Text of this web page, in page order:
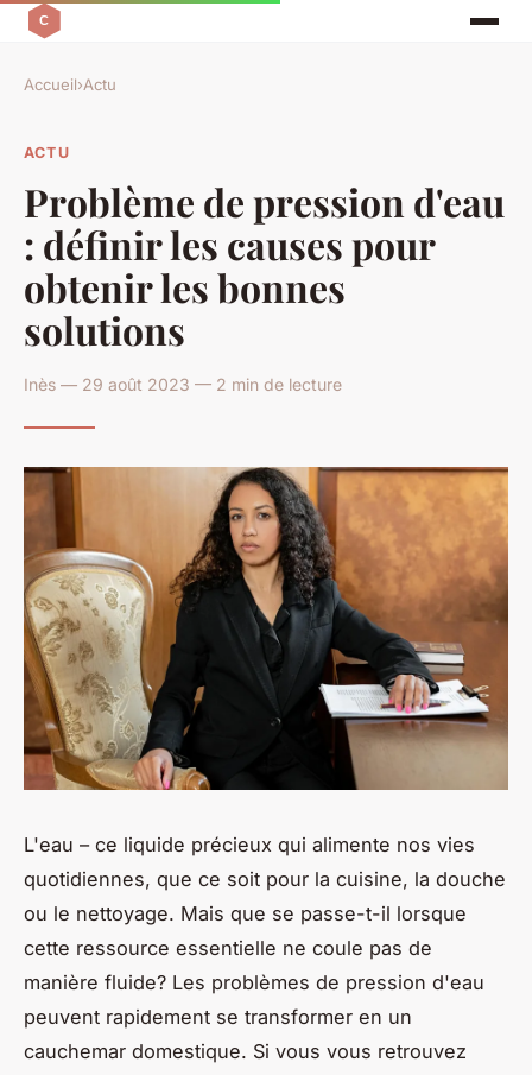
Accueil›Actu
ACTU
Problème de pression d'eau
: définir les causes pour
obtenir les bonnes
solutions
Inès — 29 août 2023 — 2 min de lecture
L'eau – ce liquide précieux qui alimente nos vies
quotidiennes, que ce soit pour la cuisine, la douche
ou le nettoyage. Mais que se passe-t-il lorsque
cette ressource essentielle ne coule pas de
manière fluide? Les problèmes de pression d'eau
peuvent rapidement se transformer en un
cauchemar domestique. Si vous vous retrouvez